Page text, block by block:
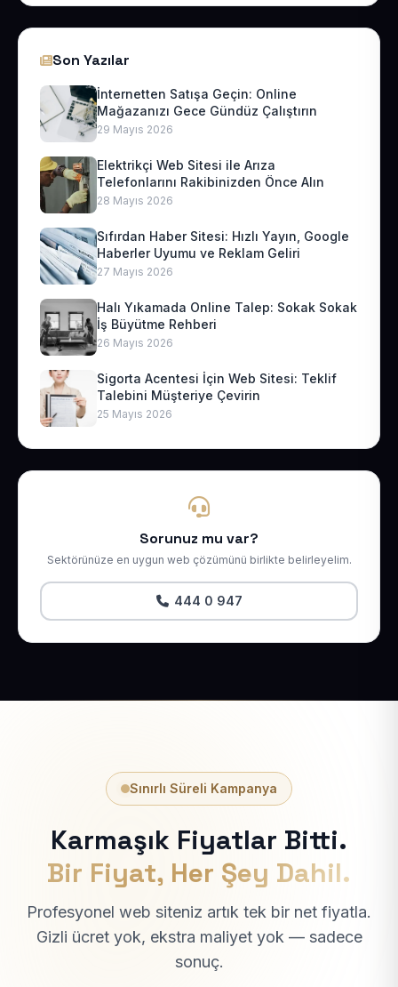
Son Yazılar
İnternetten Satışa Geçin: Online
Mağazanızı Gece Gündüz Çalıştırın
29 Mayıs 2026
Elektrikçi Web Sitesi ile Arıza
Telefonlarını Rakibinizden Önce Alın
28 Mayıs 2026
Sıfırdan Haber Sitesi: Hızlı Yayın, Google
Haberler Uyumu ve Reklam Geliri
27 Mayıs 2026
Halı Yıkamada Online Talep: Sokak Sokak
İş Büyütme Rehberi
26 Mayıs 2026
Sigorta Acentesi İçin Web Sitesi: Teklif
Talebini Müşteriye Çevirin
25 Mayıs 2026
Sorunuz mu var?
Sektörünüze en uygun web çözümünü birlikte belirleyelim.
444 0 947
Sınırlı Süreli Kampanya
Karmaşık Fiyatlar Bitti.
Bir Fiyat, Her Şey Dahil.
Profesyonel web siteniz artık tek bir net fiyatla.
Gizli ücret yok, ekstra maliyet yok — sadece
sonuç.